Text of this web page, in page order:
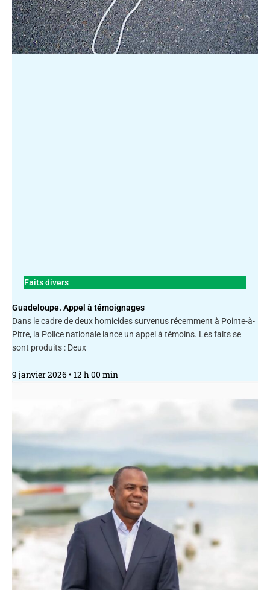
Faits divers
Guadeloupe. Appel à témoignages
Dans le cadre de deux homicides survenus récemment à Pointe-à-
Pitre, la Police nationale lance un appel à témoins. Les faits se
sont produits : Deux
9 janvier 2026 12 h 00 min